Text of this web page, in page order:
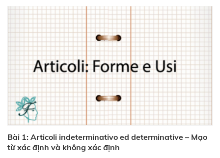
Bài 1: Articoli indeterminativo ed determinative – Mạo
từ xác định và không xác định